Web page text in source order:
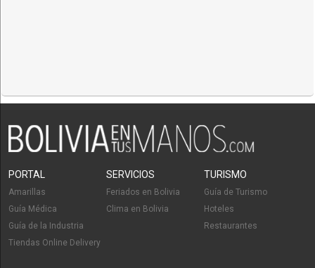
PORTAL
Amarillas
Guía Médica
Guía de la Industria
Tiendas Online Delivery
SERVICIOS
Feriados en Bolivia
Clima en Bolivia
TURISMO
Guía de Turismo
Hoteles
Restaurantes